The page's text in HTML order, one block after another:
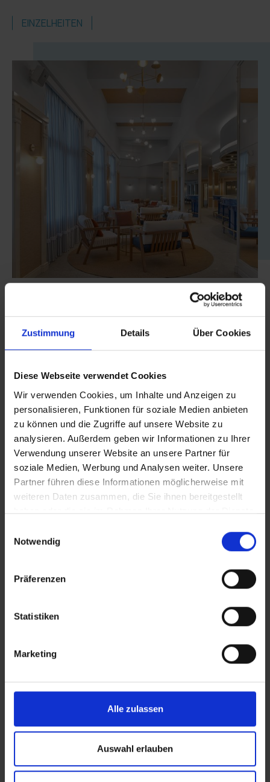
Zustimmung Details Über Cookies
Diese Webseite verwendet Cookies
Wir verwenden Cookies, um Inhalte und Anzeigen zu
personalisieren, Funktionen für soziale Medien anbieten
zu können und die Zugriffe auf unsere Website zu
analysieren. Außerdem geben wir Informationen zu Ihrer
Verwendung unserer Website an unsere Partner für
soziale Medien, Werbung und Analysen weiter. Unsere
Partner führen diese Informationen möglicherweise mit
weiteren Daten zusammen, die Sie ihnen bereitgestellt
haben oder die sie im Rahmen Ihrer Nutzung der Dienste
Notwendig
Präferenzen
Statistiken
Marketing
Alle zulassen
Auswahl erlauben
EINZELHEITEN
WO SIND WIR?
KARTE
FINDEN SIE UNS
KONTAKT